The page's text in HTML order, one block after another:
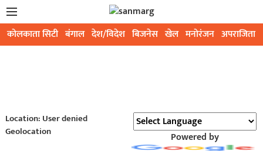
कोलकाता सिटी बंगाल देश/विदेश बिजनेस खेल मनोरंजन अपराजिता
Location: User denied
Geolocation
Powered by